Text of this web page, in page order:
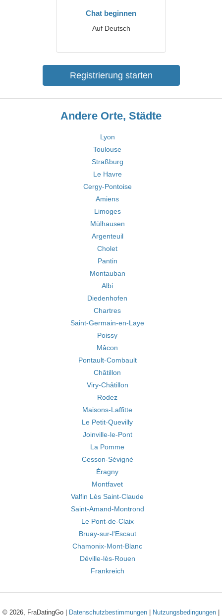
Chat beginnen
Auf Deutsch
Registrierung starten
Andere Orte, Städte
Lyon
Toulouse
Straßburg
Le Havre
Cergy-Pontoise
Amiens
Limoges
Mülhausen
Argenteuil
Cholet
Pantin
Montauban
Albi
Diedenhofen
Chartres
Saint-Germain-en-Laye
Poissy
Mâcon
Pontault-Combault
Châtillon
Viry-Châtillon
Rodez
Maisons-Laffitte
Le Petit-Quevilly
Joinville-le-Pont
La Pomme
Cesson-Sévigné
Éragny
Montfavet
Valfin Lès Saint-Claude
Saint-Amand-Montrond
Le Pont-de-Claix
Bruay-sur-l'Escaut
Chamonix-Mont-Blanc
Déville-lès-Rouen
Frankreich
© 2026, FraDatingGo | Datenschutzbestimmungen Nutzungsbedingungen